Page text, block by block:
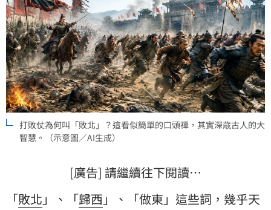
打敗仗為何叫「敗北」？這看似簡單的口頭禪，其實深蔵古人的大
智慧。（示意圖／AI生成）
[廣告] 請繼續往下閱讀…
「敗北 」、「歸西 」、「做東」這些詞，幾乎天